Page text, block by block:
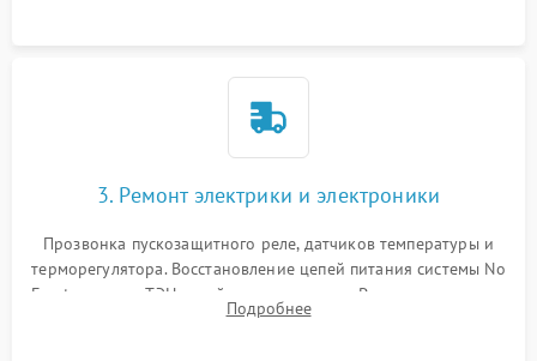
3. Ремонт электрики и электроники
Прозвонка пускозащитного реле, датчиков температуры и
терморегулятора. Восстановление цепей питания системы No
Frost, включая ТЭН оттайки и вентилятор. Ремонт или замена
платы управления при сбоях алгоритмов.
Подробнее